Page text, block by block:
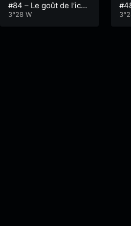
#84 – Le goût de l’icon
ographie
3°28 W